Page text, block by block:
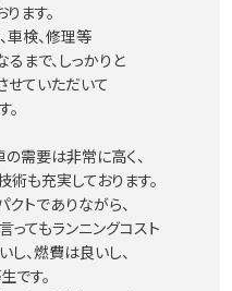
ます。
車検、修理等
まで、しっかりと
せていただいて
。
需要は非常に高く、
も充実しております。
トでありながら、
ってもランニングコスト
し、燃費は良いし、
です。